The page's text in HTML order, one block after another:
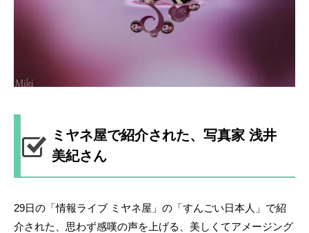
ミヤネ屋で紹介された、写真家 浅井
美紀さん
29日の「情報ライブ ミヤネ屋」の「すんごい日本人」で紹
介された、思わず感嘆の声を上げる、美しくてアメージング